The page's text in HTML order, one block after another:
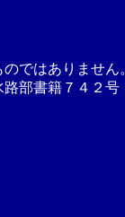
ではありませ
部書籍７４２